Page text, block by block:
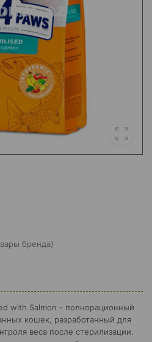
бренда)
with Salmon - полнорационный
кошек, разработанный для
веса после стерилизации.